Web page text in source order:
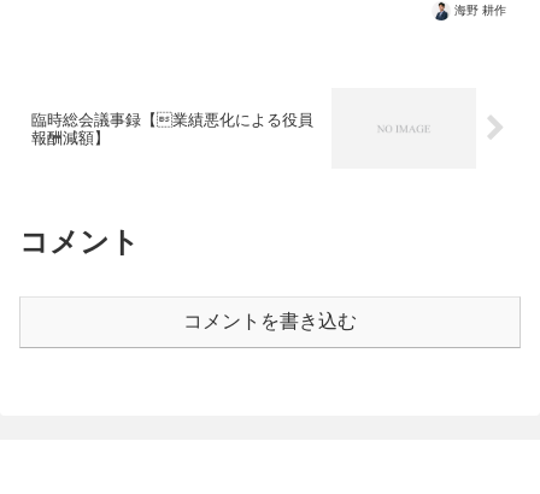
海野 耕作
臨時総会議事録【業績悪化による役員
報酬減額】
コメント
コメントを書き込む